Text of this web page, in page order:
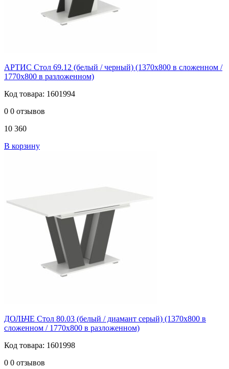
АРТИС Стол 69.12 (белый / черный) (1370х800 в сложенном /
1770х800 в разложенном)
Код товара: 1601994
0 0 отзывов
10 360
В корзину
ДОЛЬЧЕ Стол 80.03 (белый / диамант серый) (1370х800 в
сложенном / 1770х800 в разложенном)
Код товара: 1601998
0 0 отзывов